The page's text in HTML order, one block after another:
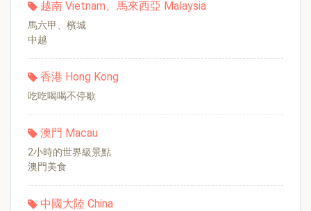
越南 Vietnam、馬來西亞 Malaysia
馬六甲、檳城
中越
香港 Hong Kong
吃吃喝喝不停歇
澳門 Macau
2小時的世界級景點
澳門美食
中國大陸 China